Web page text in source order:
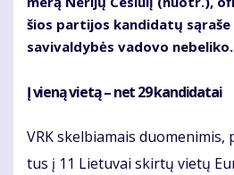
šios par­ti­jos kan­di­da­tų są­ra­še
sa­vi­val­dy­bės va­do­vo
Į vie­ną vie­tą – net 29 kan­di­da­tai
VRK skel­bia­mais
tus į 11 Lie­tu­vai skir­tų vie­tų